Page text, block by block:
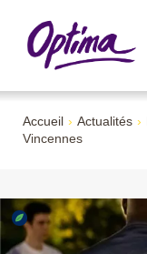
Accueil › Actualités ›
Vincennes